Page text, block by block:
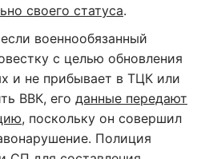
своего статуса.
военнообязанный
с целью обновления
и не прибывает в ТЦК или
ВВК, его данные передают
, поскольку он совершил
Полиция